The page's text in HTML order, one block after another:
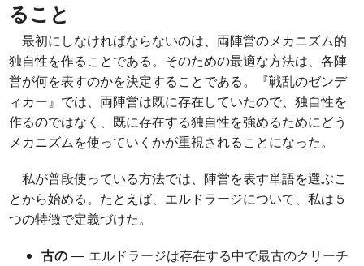
ること
最初にしなければならないのは、両陣営のメカニズム的
独自性を作ることである。そのための最適な方法は、各陣
営が何を表すのかを決定することである。『戦乱のゼンデ
ィカー』では、両陣営は既に存在していたので、独自性を
作るのではなく、既に存在する独自性を強めるためにどう
メカニズムを使っていくかが重視されることになった。
私が普段使っている方法では、陣営を表す単語を選ぶこ
とから始める。たとえば、エルドラージについて、私は５
つの特徴で定義づけた。
古の ― エルドラージは存在する中で最古のクリーチ